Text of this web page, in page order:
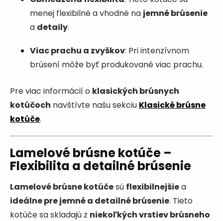
menej flexibilné a vhodné na jemné brúsenie
a detaily.
Viac prachu a zvyškov: Pri intenzívnom
brúsení môže byť produkované viac prachu.
Pre viac informácií o klasických brúsnych
kotúčoch navštívte našu sekciu Klasické brúsne
kotúče.
Lamelové brúsne kotúče –
Flexibilita a detailné brúsenie
Lamelové brúsne kotúčesú flexibilnejšiea
ideálne pre jemné a detailné brúsenie. Tieto
kotúče sa skladajú z niekoľkých vrstiev brúsneho